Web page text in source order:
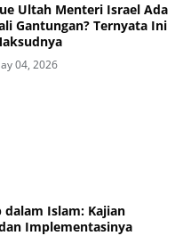
Ultah Menteri Israel Ada
Gantungan? Ternyata Ini
04, 2026
dalam Islam: Kajian
Implementasinya